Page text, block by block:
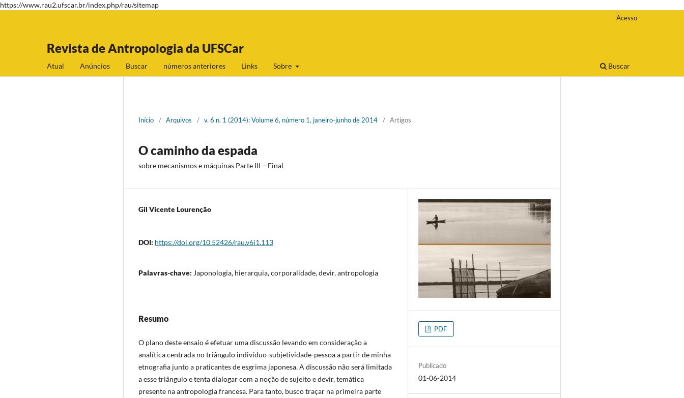
https://www.rau2.ufscar.br/index.php/rau/sitemap
Revista de Antropologia da UFSCar
Atual Anúncios Buscar números anteriores Links Sobre Buscar
Acesso
Início / Arquivos / v. 6 n. 1 (2014): Volume 6, número 1, janeiro-junho de 2014 / Artigos
O caminho da espada
sobre mecanismos e máquinas Parte III – Final
Gil Vicente Lourenção
DOI: https://doi.org/10.52426/rau.v6i1.113
Palavras-chave: Japonologia, hierarquia, corporalidade, devir, antropologia
Resumo
O plano deste ensaio é efetuar uma discussão levando em consideração a
analítica centrada no triângulo indivíduo-subjetividade-pessoa a partir de minha
etnografia junto a praticantes de esgrima japonesa. A discussão não será limitada
a esse triângulo e tenta dialogar com a noção de sujeito e devir, temática
presente na antropologia francesa. Para tanto, busco traçar na primeira parte
PDF
Publicado
01-06-2014